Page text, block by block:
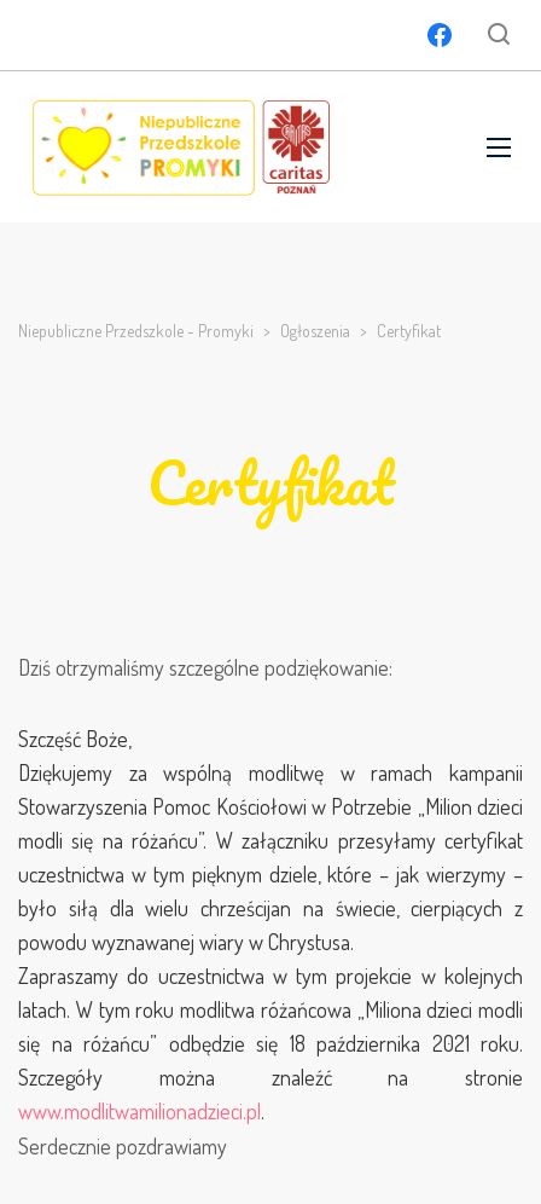
Niepubliczne Przedszkole - Promyki > Ogłoszenia > Certyfikat
Certyfikat
Dziś otrzymaliśmy szczególne podziękowanie:
Szczęść Boże,
Dziękujemy za wspólną modlitwę w ramach kampanii
Stowarzyszenia Pomoc Kościołowi w Potrzebie „Milion dzieci
modli się na różańcu”. W załączniku przesyłamy certyfikat
uczestnictwa w tym pięknym dziele, które – jak wierzymy –
było siłą dla wielu chrześcijan na świecie, cierpiących z
powodu wyznawanej wiary w Chrystusa.
Zapraszamy do uczestnictwa w tym projekcie w kolejnych
latach. W tym roku modlitwa różańcowa „Miliona dzieci modli
się na różańcu” odbędzie się 18 października 2021 roku.
Szczegóły można znaleźć na stronie
www.modlitwamilionadzieci.pl.
Serdecznie pozdrawiamy